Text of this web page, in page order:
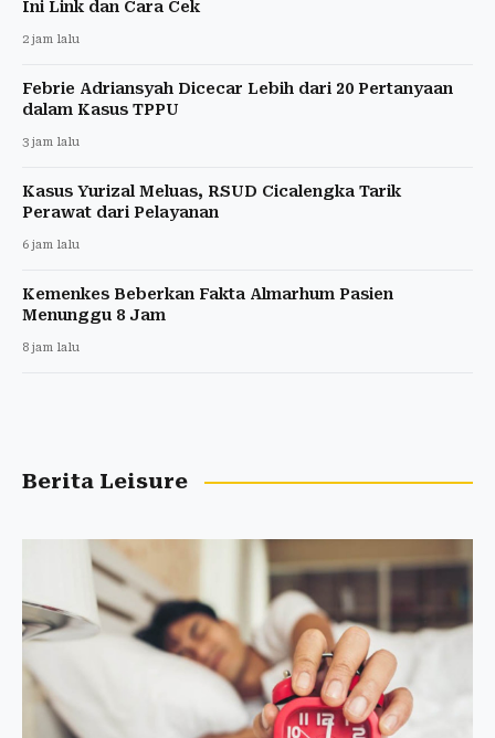
Ini Link dan Cara Cek
2 jam lalu
Febrie Adriansyah Dicecar Lebih dari 20 Pertanyaan
dalam Kasus TPPU
3 jam lalu
Kasus Yurizal Meluas, RSUD Cicalengka Tarik
Perawat dari Pelayanan
6 jam lalu
Kemenkes Beberkan Fakta Almarhum Pasien
Menunggu 8 Jam
8 jam lalu
Berita Leisure